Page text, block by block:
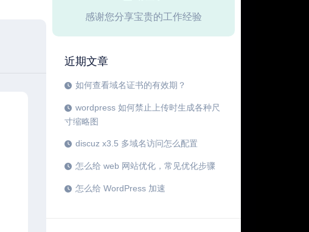
感谢您分享宝贵的工作经验
近期文章
如何查看域名证书的有效期？
wordpress 如何禁止上传时生成各种尺
寸缩略图
discuz x3.5 多域名访问怎么配置
怎么给 web 网站优化，常见优化步骤
怎么给 WordPress 加速